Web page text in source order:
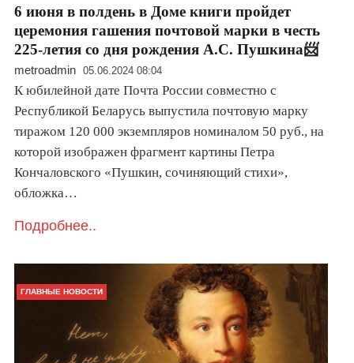
6 июня в полдень в Доме книги пройдет
церемония гашения почтовой марки в честь
225-летия со дня рождения А.С. Пушкина📨
metroadmin 05.06.2024 08:04
К юбилейной дате Почта России совместно с
Республикой Беларусь выпустила почтовую марку
тиражом 120 000 экземпляров номиналом 50 руб., на
которой изображен фрагмент картины Петра
Кончаловского «Пушкин, сочиняющий стихи»,
обложка…
Подробнее..
ГЛАВНЫЕ НОВОСТИ